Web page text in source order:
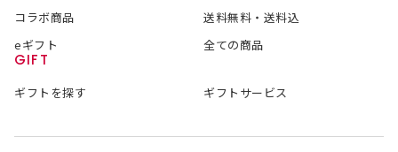
コラボ商品
送料無料・送料込
eギフト
全ての商品
GIFT
ギフトを探す ギフトサービス